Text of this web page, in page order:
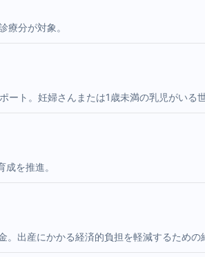
分が対象。
ート。妊婦さんまたは1歳未満の乳児がいる
を推進。
出産にかかる経済的負担を軽減するための